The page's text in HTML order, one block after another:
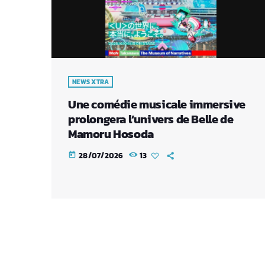
NEWS XTRA
Une comédie musicale immersive
prolongera l’univers de Belle de
Mamoru Hosoda
today 28/07/2026 13